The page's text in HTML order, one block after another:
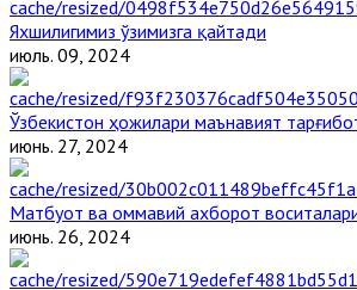
Яхшилигимиз ўзимизга қайтади
июль. 09, 2024
Ўзбекистон ҳожилари маънавият
июнь. 27, 2024
Матбуот ва оммавий ахборот
июнь. 26, 2024